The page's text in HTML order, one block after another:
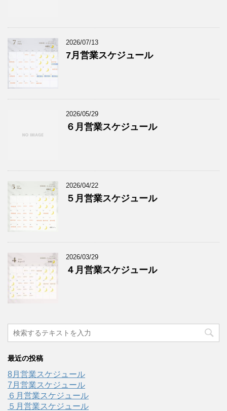
2026/07/13
7月営業スケジュール
2026/05/29
６月営業スケジュール
2026/04/22
５月営業スケジュール
2026/03/29
４月営業スケジュール
最近の投稿
8月営業スケジュール
7月営業スケジュール
６月営業スケジュール
５月営業スケジュール